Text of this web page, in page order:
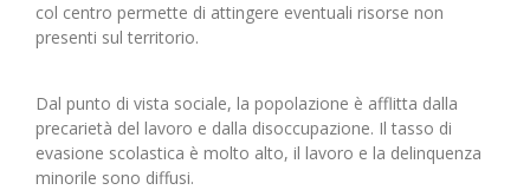
col centro permette di attingere eventuali risorse non
presenti sul territorio.
Dal punto di vista sociale, la popolazione è afflitta dalla
precarietà del lavoro e dalla disoccupazione. Il tasso di
evasione scolastica è molto alto, il lavoro e la delinquenza
minorile sono diffusi.